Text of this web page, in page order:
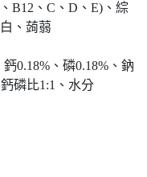
B12、C、D、E)、綜
、蒟蒻
0.18%、磷0.18%、鈉
磷比1:1、水分